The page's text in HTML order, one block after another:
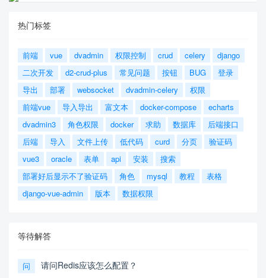
热门标签
前端 vue dvadmin 权限控制 crud celery
django
二次开发
d2-crud-plus 常见问题 按钮 BUG
登录
导出
部署 websocket dvadmin-celery
权限
前端vue
导入导出 富文本 docker-compose
echarts
dvadmin3
角色权限 docker 求助 数据库
后端接口
后端
导入 文件上传 低代码 curd 分页
验证码
vue3
oracle 表单 api 安装
搜索
部署好后显示不了验证码
角色 mysql 教程
表格
django-vue-admin
版本 数据权限
等待解答
问 请问Redis应该怎么配置？